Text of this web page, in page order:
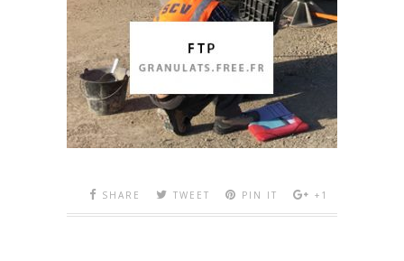
SHARE TWEET PIN IT +1